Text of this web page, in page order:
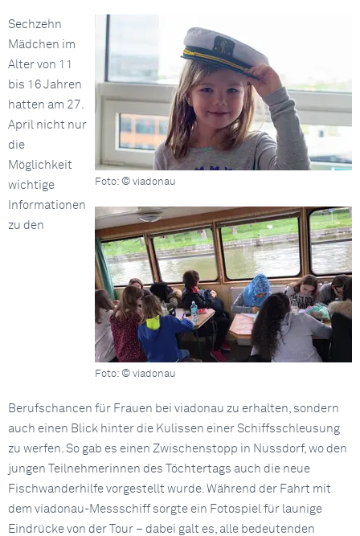
Foto: © viadonau
Foto: © viadonau
Sechzehn
Mädchen im
Alter von 11
bis 16 Jahren
hatten am 27.
April nicht nur
die
Möglichkeit
wichtige
Informationen
zu den
Berufschancen für Frauen bei viadonau zu erhalten, sondern
auch einen Blick hinter die Kulissen einer Schiffsschleusung
zu werfen. So gab es einen Zwischenstopp in Nussdorf, wo den
jungen Teilnehmerinnen des Töchtertags auch die neue
Fischwanderhilfe vorgestellt wurde. Während der Fahrt mit
dem viadonau-Messschiff sorgte ein Fotospiel für launige
Eindrücke von der Tour – dabei galt es, alle bedeutenden